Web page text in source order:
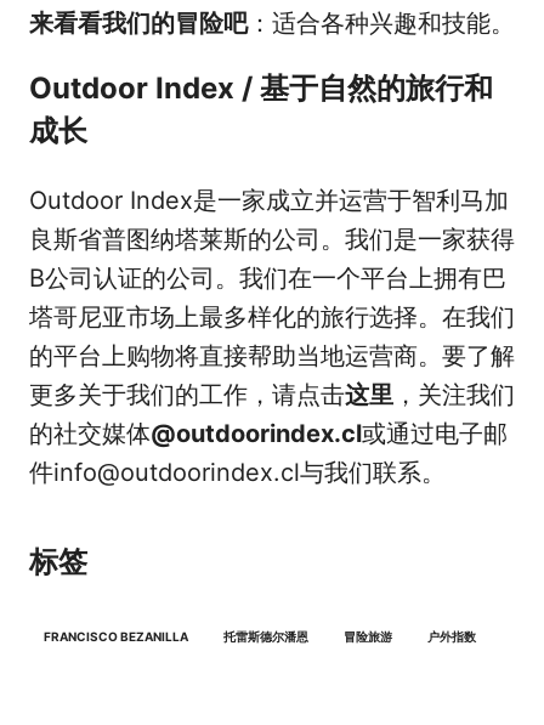
来看看我们的冒险吧：适合各种兴趣和技能。
Outdoor Index / 基于自然的旅行和
成长
Outdoor Index是一家成立并运营于智利马加
良斯省普图纳塔莱斯的公司。我们是一家获得
B公司认证的公司。我们在一个平台上拥有巴
塔哥尼亚市场上最多样化的旅行选择。在我们
的平台上购物将直接帮助当地运营商。要了解
更多关于我们的工作，请点击这里 ，关注我们
的社交媒体@outdoorindex.cl或通过电子邮
件info@outdoorindex.cl与我们联系。
标签
FRANCISCO BEZANILLA 托雷斯德尔潘恩 冒险旅游 户外指数